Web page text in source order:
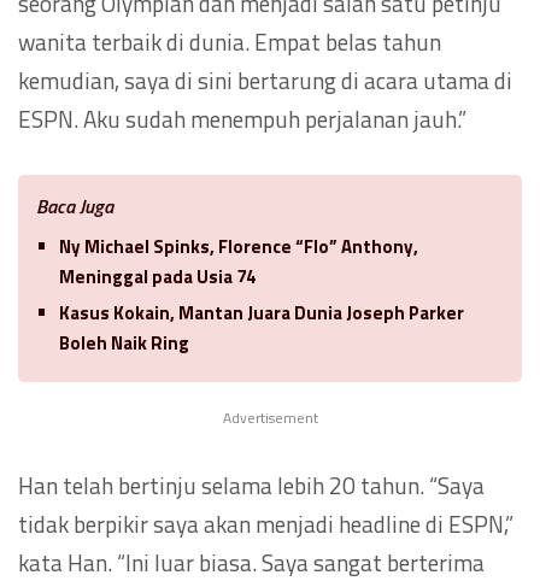
wanita terbaik di dunia. Empat belas tahun
kemudian, saya di sini bertarung di acara utama di
ESPN. Aku sudah menempuh perjalanan jauh.”
Baca Juga
Ny Michael Spinks, Florence “Flo” Anthony,
Meninggal pada Usia 74
Kasus Kokain, Mantan Juara Dunia Joseph Parker
Boleh Naik Ring
Advertisement
Han telah bertinju selama lebih 20 tahun. “Saya
tidak berpikir saya akan menjadi headline di ESPN,”
kata Han. “Ini luar biasa. Saya sangat berterima